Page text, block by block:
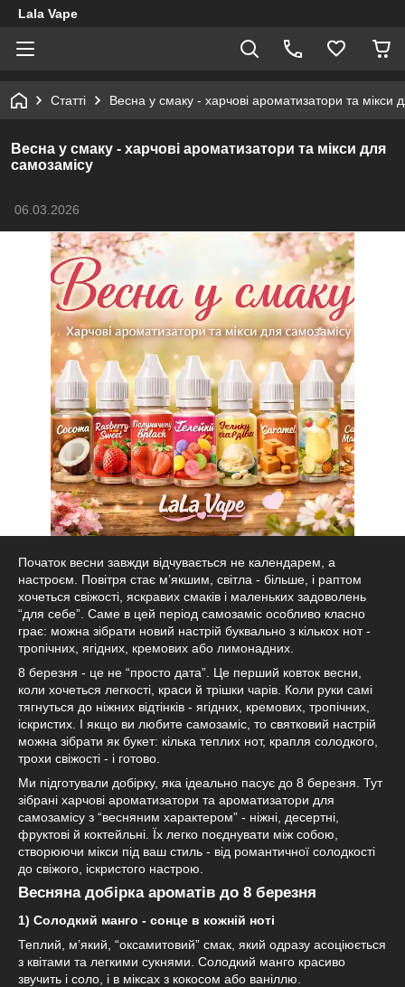
Lala Vape
Статті Весна у смаку - харчові ароматизатори та мікси
Весна у смаку - харчові ароматизатори та мікси для
самозамісу
06.03.2026
Початок весни завжди відчувається не календарем, а
настроєм. Повітря стає м’якшим, світла - більше, і раптом
хочеться свіжості, яскравих смаків і маленьких задоволень
“для себе”. Саме в цей період самозаміс особливо класно
грає: можна зібрати новий настрій буквально з кількох нот -
тропічних, ягідних, кремових або лимонадних.
8 березня - це не “просто дата”. Це перший ковток весни,
коли хочеться легкості, краси й трішки чарів. Коли руки самі
тягнуться до ніжних відтінків - ягідних, кремових, тропічних,
іскристих. І якщо ви любите самозаміс, то святковий настрій
можна зібрати як букет: кілька теплих нот, крапля солодкого,
трохи свіжості - і готово.
Ми підготували добірку, яка ідеально пасує до 8 березня. Тут
зібрані харчові ароматизатори та ароматизатори для
самозамісу з “весняним характером” - ніжні, десертні,
фруктові й коктейльні. Їх легко поєднувати між собою,
створюючи мікси під ваш стиль - від романтичної солодкості
до свіжого, іскристого настрою.
Весняна добірка ароматів до 8 березня
1) Солодкий манго - сонце в кожній ноті
Теплий, м’який, “оксамитовий” смак, який одразу асоціюється
з квітами та легкими сукнями. Солодкий манго красиво
звучить і соло, і в міксах з кокосом або ваніллю.